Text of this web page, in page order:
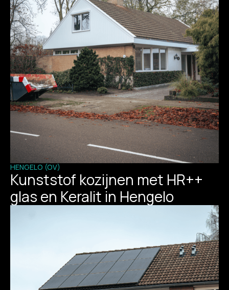
HENGELO (OV)
Kunststof kozijnen met HR++
glas en Keralit in Hengelo